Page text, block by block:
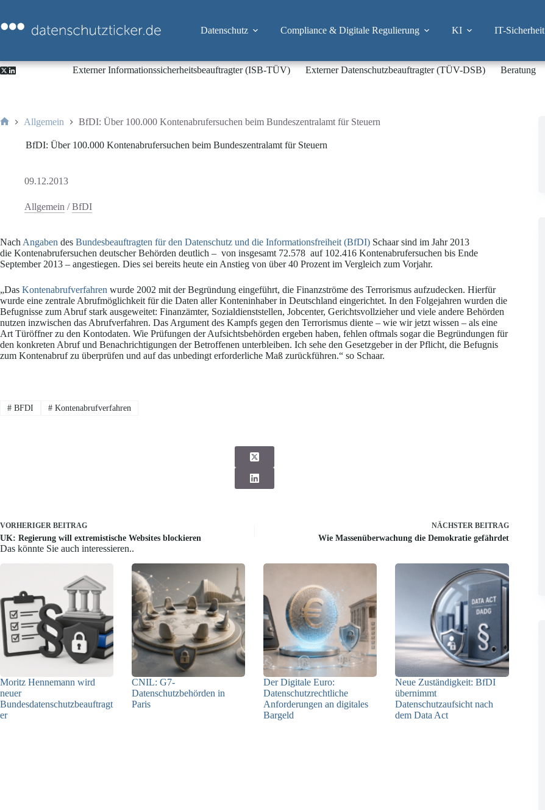
springen
Datenschutz Compliance & Digitale Regulierung KI IT-Sicherheit
Externer Informationssicherheitsbeauftragter (ISB-TÜV) Externer Datenschutzbeauftragter (TÜV-DSB) Beratung
Allgemein BfDI: Über 100.000 Kontenabrufersuchen beim Bundeszentralamt für Steuern
BfDI: Über 100.000 Kontenabrufersuchen beim Bundeszentralamt für Steuern
09.12.2013
Allgemein /BfDI
Nach Angaben des Bundesbeauftragten für den Datenschutz und die Informationsfreiheit (BfDI) Schaar sind im Jahr 2013
die Kontenabrufersuchen deutscher Behörden deutlich – von insgesamt 72.578 auf 102.416 Kontenabrufersuchen bis Ende
September 2013 – angestiegen. Dies sei bereits heute ein Anstieg von über 40 Prozent im Vergleich zum Vorjahr.
„Das Kontenabrufverfahren wurde 2002 mit der Begründung eingeführt, die Finanzströme des Terrorismus aufzudecken. Hierfür
wurde eine zentrale Abrufmöglichkeit für die Daten aller Konteninhaber in Deutschland eingerichtet. In den Folgejahren wurden die
Befugnisse zum Abruf stark ausgeweitet: Finanzämter, Sozialdienststellen, Jobcenter, Gerichtsvollzieher und viele andere Behörden
nutzen inzwischen das Abrufverfahren. Das Argument des Kampfs gegen den Terrorismus diente – wie wir jetzt wissen – als eine
Art Türöffner zu den Kontodaten. Wie Prüfungen der Aufsichtsbehörden ergeben haben, fehlen oftmals sogar die Begründungen für
den konkreten Abruf und Benachrichtigungen der Betroffenen unterbleiben. Ich sehe den Gesetzgeber in der Pflicht, die Befugnis
zum Kontenabruf zu überprüfen und auf das unbedingt erforderliche Maß zurückführen.“ so Schaar.
#BFDI #Kontenabrufverfahren
VORHERIGER BEITRAG
UK: Regierung will extremistische Websites blockieren
NÄCHSTER BEITRAG
Wie Massenüberwachung die Demokratie gefährdet
Das könnte Sie auch interessieren..
Moritz Hennemann wird
neuer
Bundesdatenschutzbeauftragt
er
CNIL: G7-
Datenschutzbehörden in
Paris
Der Digitale Euro:
Datenschutzrechtliche
Anforderungen an digitales
Bargeld
Neue Zuständigkeit: BfDI
übernimmt
Datenschutzaufsicht nach
dem Data Act